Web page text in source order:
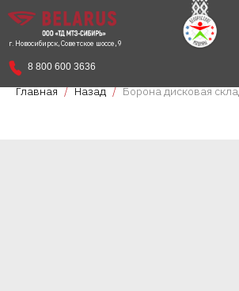
г. Новосибирск, Советское шоссе, 9
8 800 600 3636
Главная Назад Борона дисковая